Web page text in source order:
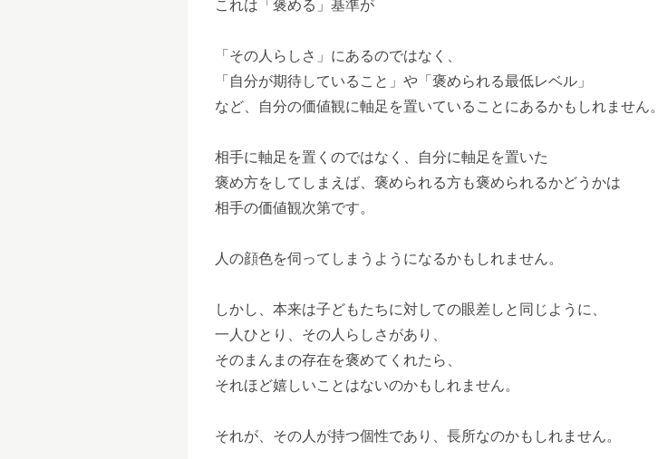
これは「褒める」基準が
「その人らしさ」にあるのではなく、
「自分が期待していること」や「褒められる最低レベル」
など、自分の価値観に軸足を置いていることにあるかもしれません。
相手に軸足を置くのではなく、自分に軸足を置いた
褒め方をしてしまえば、褒められる方も褒められるかどうかは
相手の価値観次第です。
人の顔色を伺ってしまうようになるかもしれません。
しかし、本来は子どもたちに対しての眼差しと同じように、
一人ひとり、その人らしさがあり、
そのまんまの存在を褒めてくれたら、
それほど嬉しいことはないのかもしれません。
それが、その人が持つ個性であり、長所なのかもしれません。